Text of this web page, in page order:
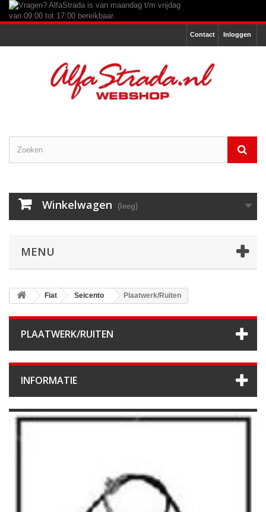
Inloggen
Contact
Winkelwagen (leeg)
MENU
Fiat Seicento Plaatwerk/Ruiten
PLAATWERK/RUITEN
INFORMATIE